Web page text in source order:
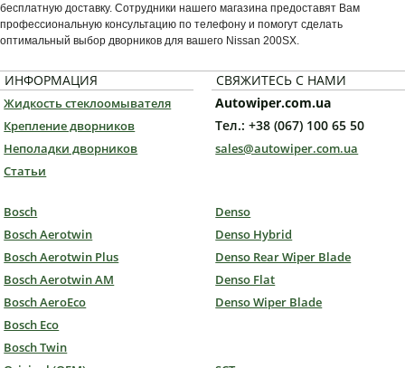
бесплатную доставку. Сотрудники нашего магазина предоставят Вам
профессиональную консультацию по телефону и помогут сделать
оптимальный выбор дворников для вашего Nissan 200SX.
ИНФОРМАЦИЯ
Жидкость стеклоомывателя
Крепление дворников
Неполадки дворников
Статьи
СВЯЖИТЕСЬ С НАМИ
Autowiper.com.ua
Тел.: +38 (067) 100 65 50
sales@autowiper.com.ua
Bosch
Bosch Aerotwin
Bosch Aerotwin Plus
Bosch Aerotwin AM
Bosch AeroEco
Bosch Eco
Bosch Twin
Denso
Denso Hybrid
Denso Rear Wiper Blade
Denso Flat
Denso Wiper Blade